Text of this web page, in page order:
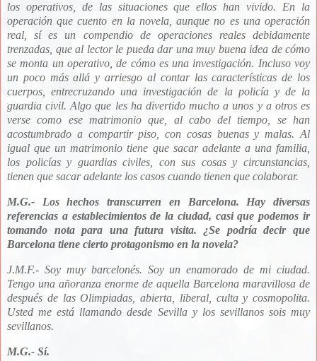
los operativos, de las situaciones que ellos han vivido. En la
operación que cuento en la novela, aunque no es una operación
real, sí es un compendio de operaciones reales debidamente
trenzadas, que al lector le pueda dar una muy buena idea de cómo
se monta un operativo, de cómo es una investigación. Incluso voy
un poco más allá y arriesgo al contar las características de los
cuerpos, entrecruzando una investigación de la policía y de la
guardia civil. Algo que les ha divertido mucho a unos y a otros es
verse como ese matrimonio que, al cabo del tiempo, se han
acostumbrado a compartir piso, con cosas buenas y malas. Al
igual que un matrimonio tiene que sacar adelante a una familia,
los policías y guardias civiles, con sus cosas y circunstancias,
tienen que sacar adelante los casos cuando tienen que colaborar.
M.G.- Los hechos transcurren en Barcelona. Hay diversas
referencias a establecimientos de la ciudad, casi que podemos ir
tomando nota para una futura visita. ¿Se podría decir que
Barcelona tiene cierto protagonismo en la novela?
J.M.F.- Soy muy barcelonés. Soy un enamorado de mi ciudad.
Tengo una añoranza enorme de aquella Barcelona maravillosa de
después de las Olimpiadas, abierta, liberal, culta y cosmopolita.
Usted me está llamando desde Sevilla y los sevillanos sois muy
sevillanos.
M.G.- Sí.